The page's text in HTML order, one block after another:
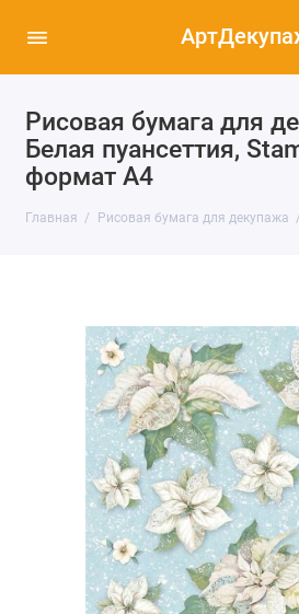
Рисовая бумага для
Белая пуансеттия,
формат А4
Главная Рисовая бумага для декупажа